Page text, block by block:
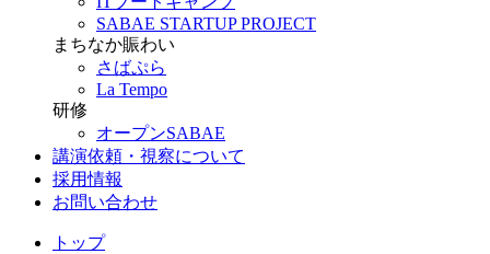
SABAE STARTUP PROJECT
まちなか賑わい
さばぷら
La Tempo
研修
オープンSABAE
講演依頼・視察について
採用情報
お問い合わせ
トップ